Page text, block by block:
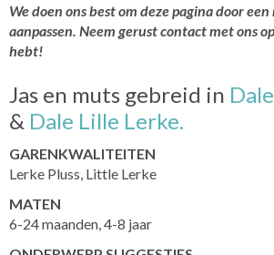
We doen ons best om deze pagina door
aanpassen. Neem gerust contact met ons
hebt!
Jas en muts gebreid in
& Dale Lille Lerke.
GARENKWALITEITEN
Lerke Pluss, Little Lerke
MATEN
6-24 maanden, 4-8 jaar